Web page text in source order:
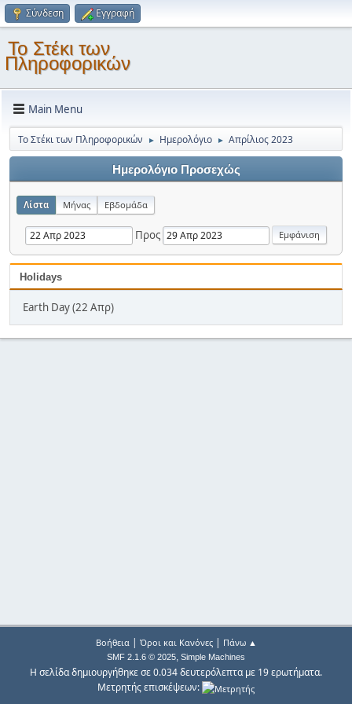
Σύνδεση Εγγραφή
Το Στέκι των
Πληροφορικών
Main Menu
Το Στέκι των Πληροφορικών ► Ημερολόγιο ► Απρίλιος 2023
Ημερολόγιο Προσεχώς
Λίστα Μήνας Εβδομάδα
Προς
Holidays
Earth Day (22 Απρ)
Βοήθεια| Όροι και Κανόνες| Πάνω ▲
SMF 2.1.6 © 2025, Simple Machines
Η σελίδα δημιουργήθηκε σε 0.034 δευτερόλεπτα με 19 ερωτήματα.
Μετρητής επισκέψεων: